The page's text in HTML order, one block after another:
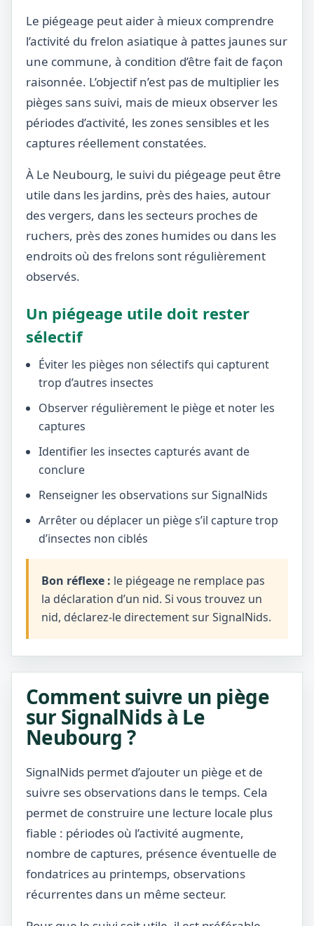
Le piégeage peut aider à mieux comprendre
l’activité du frelon asiatique à pattes jaunes sur
une commune, à condition d’être fait de façon
raisonnée. L’objectif n’est pas de multiplier les
pièges sans suivi, mais de mieux observer les
périodes d’activité, les zones sensibles et les
captures réellement constatées.
À Le Neubourg, le suivi du piégeage peut être
utile dans les jardins, près des haies, autour
des vergers, dans les secteurs proches de
ruchers, près des zones humides ou dans les
endroits où des frelons sont régulièrement
observés.
Un piégeage utile doit rester
sélectif
Éviter les pièges non sélectifs qui capturent
trop d’autres insectes
Observer régulièrement le piège et noter les
captures
Identifier les insectes capturés avant de
conclure
Renseigner les observations sur SignalNids
Arrêter ou déplacer un piège s’il capture trop
d’insectes non ciblés
Bon réflexe : le piégeage ne remplace pas
la déclaration d’un nid. Si vous trouvez un
nid, déclarez-le directement sur SignalNids.
Comment suivre un piège
sur SignalNids à Le
Neubourg ?
SignalNids permet d’ajouter un piège et de
suivre ses observations dans le temps. Cela
permet de construire une lecture locale plus
fiable : périodes où l’activité augmente,
nombre de captures, présence éventuelle de
fondatrices au printemps, observations
récurrentes dans un même secteur.